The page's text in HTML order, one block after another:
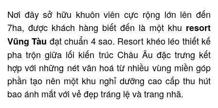
Nơi đây sở hữu khuôn viên cực rộng lớn lên đến
7ha, được khách hàng biết đến là một khu resort
Vũng Tàu đạt chuẩn 4 sao. Resort khéo léo thiết kế
pha trộn giữa lối kiến trúc Châu Âu đặc trưng kết
hợp với những nét văn hoá từ nhiều vùng miền góp
phần tạo nên một khu nghỉ dưỡng cao cấp thu hút
bao ánh mắt với vẻ đẹp tráng lệ và trang nhã.